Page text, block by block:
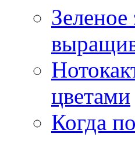
Зеленое
цветами
Когда